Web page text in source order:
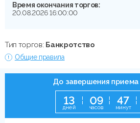
Время окончания торгов:
20.08.2026 16:00:00
Тип торгов: Банкротство
Общие правила
До завершения приема
13
дней
09
часов
47
минут